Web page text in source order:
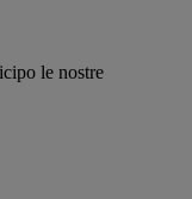
le nostre